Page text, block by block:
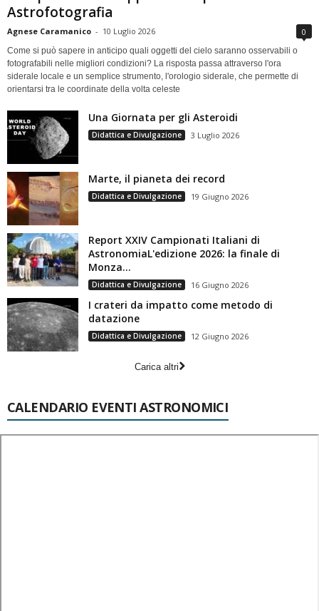
Astrofotografia
Agnese Caramanico - 10 Luglio 2026 0
Come si può sapere in anticipo quali oggetti del cielo saranno osservabili o
fotografabili nelle migliori condizioni? La risposta passa attraverso l'ora
siderale locale e un semplice strumento, l'orologio siderale, che permette di
orientarsi tra le coordinate della volta celeste
Una Giornata per gli Asteroidi
Didattica e Divulgazione 3 Luglio 2026
Marte, il pianeta dei record
Didattica e Divulgazione 19 Giugno 2026
Report XXIV Campionati Italiani di
AstronomiaL'edizione 2026: la finale di
Monza...
Didattica e Divulgazione 16 Giugno 2026
I crateri da impatto come metodo di
datazione
Didattica e Divulgazione 12 Giugno 2026
Carica altri
CALENDARIO EVENTI ASTRONOMICI